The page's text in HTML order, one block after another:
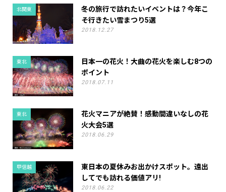
北関東
冬の旅行で訪れたいイベントは？今年こ
そ行きたい雪まつり5選
2018.12.27
東北
日本一の花火！大曲の花火を楽しむ8つの
ポイント
2018.07.11
東北
花火マニアが絶賛！感動間違いなしの花
火大会5選
2018.06.29
甲信越
東日本の夏休みお出かけスポット。遠出
してでも訪れる価値アリ!
2018.06.22